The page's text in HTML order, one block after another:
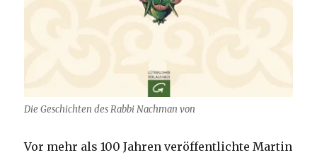
Die Geschichten des Rabbi Nachman von
Vor mehr als 100 Jahren veröffentlichte Martin